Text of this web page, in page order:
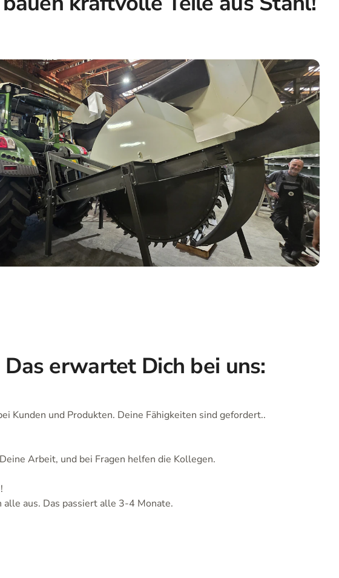
Das erwartet Dich bei uns:
Kunden und Produkten. Deine Fähigkeiten sind gefordert..
Arbeit, und bei Fragen helfen die Kollegen.
aus. Das passiert alle 3-4 Monate.